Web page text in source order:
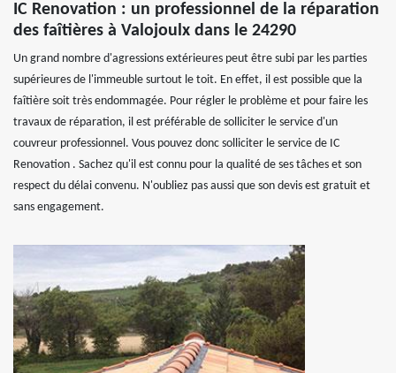
IC Renovation : un professionnel de la réparation
des faîtières à Valojoulx dans le 24290
Un grand nombre d'agressions extérieures peut être subi par les parties
supérieures de l'immeuble surtout le toit. En effet, il est possible que la
faîtière soit très endommagée. Pour régler le problème et pour faire les
travaux de réparation, il est préférable de solliciter le service d'un
couvreur professionnel. Vous pouvez donc solliciter le service de IC
Renovation . Sachez qu'il est connu pour la qualité de ses tâches et son
respect du délai convenu. N'oubliez pas aussi que son devis est gratuit et
sans engagement.